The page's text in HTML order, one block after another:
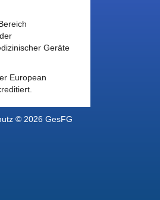
Geräte
European
© 2026 GesFG